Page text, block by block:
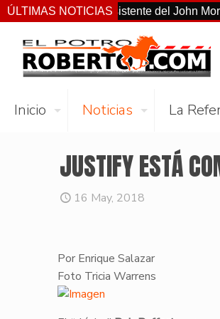
ÚLTIMAS NOTICIAS
el más consistente del John Morrissey
Inicio Noticias La
JUSTIFY ESTÁ
16 May, 2018
Por Enrique Salazar
​Foto Tricia Warrens